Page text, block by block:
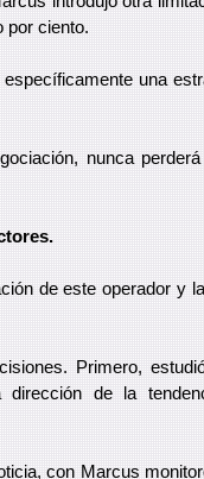
por ciento.
una
nunca
de este operador y
Primero,
dirección de la
con Marcus